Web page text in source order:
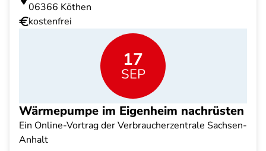
06366 Köthen
kostenfrei
17
SEP
Wärmepumpe im Eigenheim nachrüsten
Ein Online-Vortrag der Verbraucherzentrale Sachsen-
Anhalt